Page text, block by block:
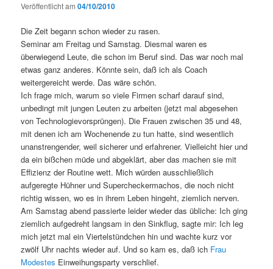
Veröffentlicht am04/10/2010
Die Zeit begann schon wieder zu rasen.
Seminar am Freitag und Samstag. Diesmal waren es
überwiegend Leute, die schon im Beruf sind. Das war noch mal
etwas ganz anderes. Könnte sein, daß ich als Coach
weitergereicht werde. Das wäre schön.
Ich frage mich, warum so viele Firmen scharf darauf sind,
unbedingt mit jungen Leuten zu arbeiten (jetzt mal abgesehen
von Technologievorsprüngen). Die Frauen zwischen 35 und 48,
mit denen ich am Wochenende zu tun hatte, sind wesentlich
unanstrengender, weil sicherer und erfahrener. Vielleicht hier und
da ein bißchen müde und abgeklärt, aber das machen sie mit
Effizienz der Routine wett. Mich würden ausschließlich
aufgeregte Hühner und Supercheckermachos, die noch nicht
richtig wissen, wo es in ihrem Leben hingeht, ziemlich nerven.
Am Samstag abend passierte leider wieder das übliche: Ich ging
ziemlich aufgedreht langsam in den Sinkflug, sagte mir: Ich leg
mich jetzt mal ein Viertelstündchen hin und wachte kurz vor
zwölf Uhr nachts wieder auf. Und so kam es, daß ich Frau
Modestes Einweihungsparty verschlief.